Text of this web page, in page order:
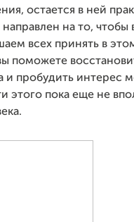
остается в ней
на то, чтобы
всех принять в
поможете
и пробудить интерес
этого пока еще не